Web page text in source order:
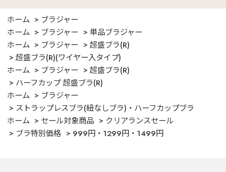
ホーム
ブラジャー
ホーム
ブラジャー
単品ブラジャー
ホーム
ブラジャー
超盛ブラ(R)
超盛ブラ(R)(ワイヤー入タイプ)
ホーム
ブラジャー
超盛ブラ(R)
ハーフカップ 超盛ブラ(R)
ホーム
ブラジャー
ストラップレスブラ(紐なしブラ)・ハーフカップブラ
ホーム
セール対象商品
クリアランスセール
ブラ特別価格
999円・1299円・1499円